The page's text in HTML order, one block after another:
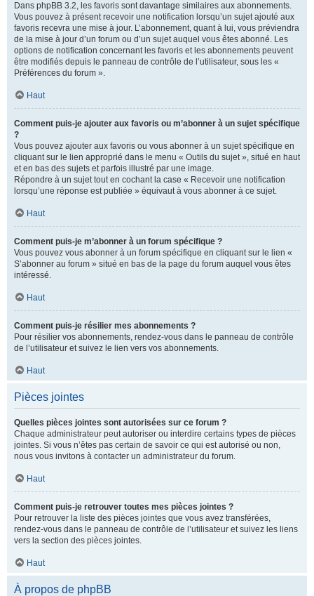
Dans phpBB 3.2, les favoris sont davantage similaires aux abonnements.
Vous pouvez à présent recevoir une notification lorsqu’un sujet ajouté aux
favoris recevra une mise à jour. L’abonnement, quant à lui, vous préviendra
de la mise à jour d’un forum ou d’un sujet auquel vous êtes abonné. Les
options de notification concernant les favoris et les abonnements peuvent
être modifiés depuis le panneau de contrôle de l’utilisateur, sous les «
Préférences du forum ».
Haut
Comment puis-je ajouter aux favoris ou m’abonner à un sujet spécifique
?
Vous pouvez ajouter aux favoris ou vous abonner à un sujet spécifique en
cliquant sur le lien approprié dans le menu « Outils du sujet », situé en haut
et en bas des sujets et parfois illustré par une image.
Répondre à un sujet tout en cochant la case « Recevoir une notification
lorsqu’une réponse est publiée » équivaut à vous abonner à ce sujet.
Haut
Comment puis-je m’abonner à un forum spécifique ?
Vous pouvez vous abonner à un forum spécifique en cliquant sur le lien «
S’abonner au forum » situé en bas de la page du forum auquel vous êtes
intéressé.
Haut
Comment puis-je résilier mes abonnements ?
Pour résilier vos abonnements, rendez-vous dans le panneau de contrôle
de l’utilisateur et suivez le lien vers vos abonnements.
Haut
Pièces jointes
Quelles pièces jointes sont autorisées sur ce forum ?
Chaque administrateur peut autoriser ou interdire certains types de pièces
jointes. Si vous n’êtes pas certain de savoir ce qui est autorisé ou non,
nous vous invitons à contacter un administrateur du forum.
Haut
Comment puis-je retrouver toutes mes pièces jointes ?
Pour retrouver la liste des pièces jointes que vous avez transférées,
rendez-vous dans le panneau de contrôle de l’utilisateur et suivez les liens
vers la section des pièces jointes.
Haut
À propos de phpBB